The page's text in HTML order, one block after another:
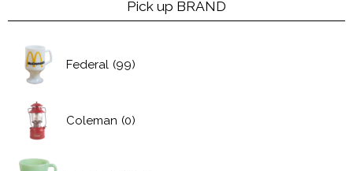
Pick up BRAND
Federal (99)
Coleman (0)